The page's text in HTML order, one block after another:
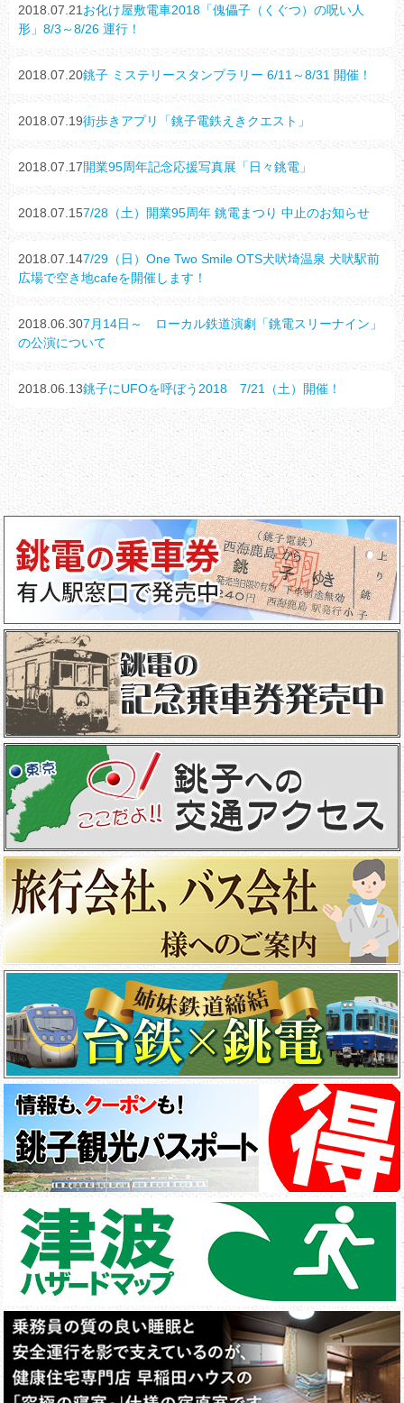
2018.07.21 お化け屋敷電車2018「傀儡子（くぐつ）の呪い人
形」8/3～8/26 運行！
2018.07.20銚子 ミステリースタンプラリー 6/11～8/31 開催！
2018.07.19街歩きアプリ「銚子電鉄えきクエスト」
2018.07.17開業95周年記念応援写真展「日々銚電」
2018.07.157/28（土）開業95周年 銚電まつり 中止のお知らせ
2018.07.147/29（日）One Two Smile OTS犬吠埼温泉 犬吠駅前
広場で空き地cafeを開催します！
2018.06.307月14日～ ローカル鉄道演劇「銚電スリーナイン」
の公演について
2018.06.13銚子にUFOを呼ぼう2018 7/21（土）開催！